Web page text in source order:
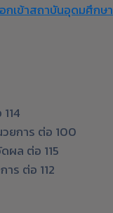
กเข้าสถาบันอุดมศึกษา
ยการ ต่อ 100
ผล ต่อ 115
ร ต่อ 112